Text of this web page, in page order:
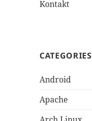
Kontakt
CATEGORIES
Android
Apache